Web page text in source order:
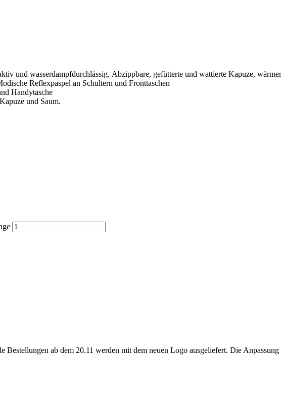
und wasserdampfdurchlässig. Abzippbare, gefütterte und wattierte Kapuze,
Reflexpaspel an Schultern und Fronttaschen
Handytasche
und Saum.
ab dem 20.11 werden mit dem neuen Logo ausgeliefert. Die